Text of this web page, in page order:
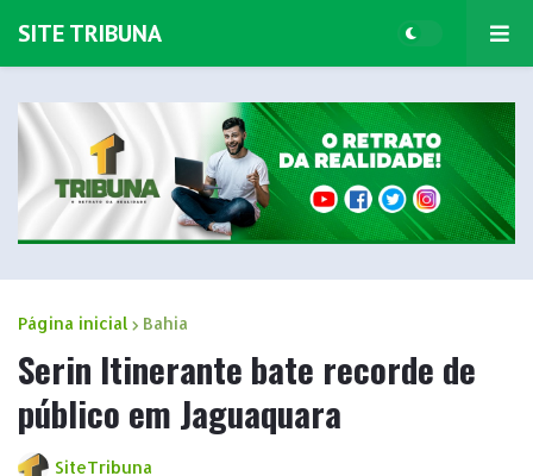
SITE TRIBUNA
Página inicial Bahia
Serin Itinerante bate recorde de
público em Jaguaquara
SiteTribuna